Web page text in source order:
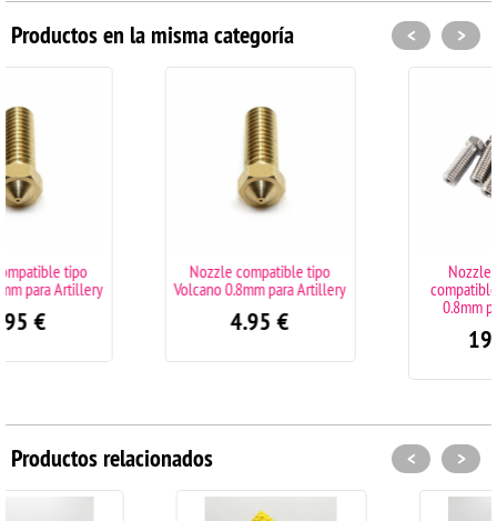
Productos en la misma categoría
Nozzle compatible tipo
Volcano 0.8mm para Artillery
Nozzle acero inox
compatible tipo Volcano
0.8mm para Artillery
< >
Productos relacionados < >